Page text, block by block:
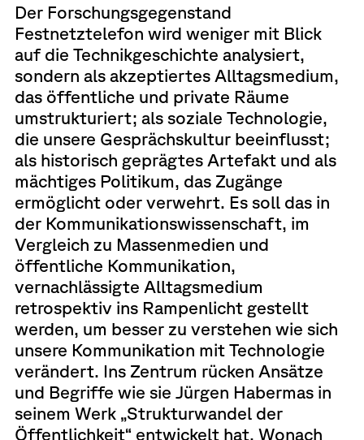
Der Forschungsgegenstand
Festnetztelefon wird weniger mit Blick
auf die Technikgeschichte analysiert,
sondern als akzeptiertes Alltagsmedium,
das öffentliche und private Räume
umstrukturiert; als soziale Technologie,
die unsere Gesprächskultur beeinflusst;
als historisch geprägtes Artefakt und als
mächtiges Politikum, das Zugänge
ermöglicht oder verwehrt. Es soll das in
der Kommunikationswissenschaft, im
Vergleich zu Massenmedien und
öffentliche Kommunikation,
vernachlässigte Alltagsmedium
retrospektiv ins Rampenlicht gestellt
werden, um besser zu verstehen wie sich
unsere Kommunikation mit Technologie
verändert. Ins Zentrum rücken Ansätze
und Begriffe wie sie Jürgen Habermas in
seinem Werk „Strukturwandel der
Öffentlichkeit“ entwickelt hat. Wonach